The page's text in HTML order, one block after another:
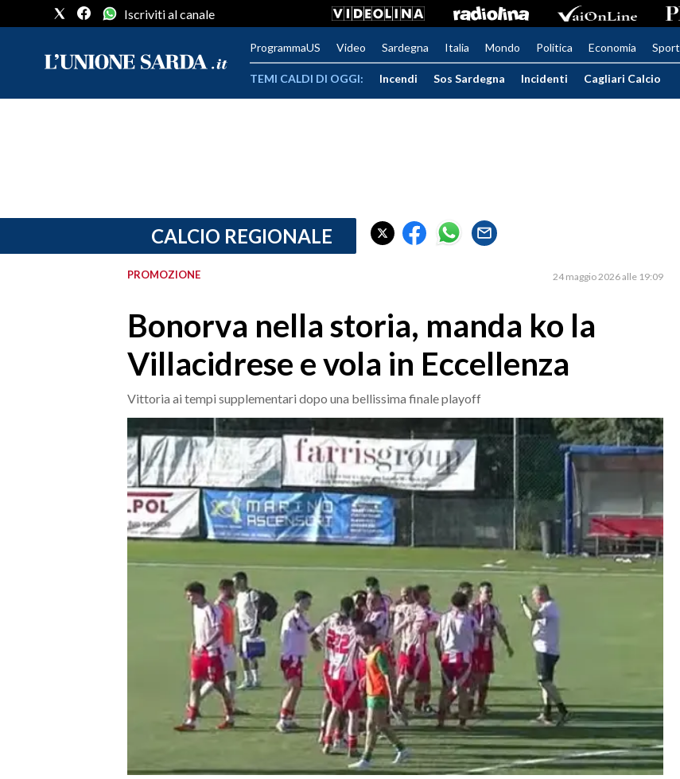
PROVINCIA DI CAGLIARI
Iscriviti al canale
ProgrammaUS Video Sardegna Italia Mondo Politica Economia Sport
TEMI CALDI DI OGGI: Incendi Sos Sardegna Incidenti Cagliari Calcio
CALCIO REGIONALE
PROMOZIONE 24 maggio 2026 alle 19:09
Bonorva nella storia, manda ko la
Villacidrese e vola in Eccellenza
Vittoria ai tempi supplementari dopo una bellissima finale playoff